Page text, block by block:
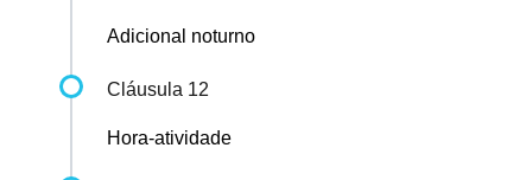
Adicional noturno
Cláusula 12
Hora-atividade